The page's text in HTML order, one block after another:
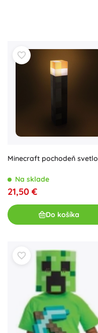
Minecraft pochodeň svetlo
Na sklade
21,50 €
Do košíka